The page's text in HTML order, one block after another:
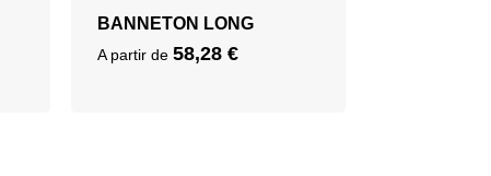
BANNETON LONG
A partir de 58,28 €